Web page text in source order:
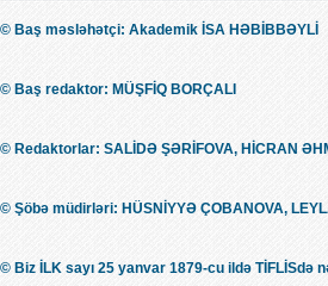
© Baş məsləhətçi: Akademik İSA HƏBİBBƏYLİ
© Baş redaktor: MÜŞFİQ BORÇALI
© Redaktorlar: SALİDƏ ŞƏRİFOVA, HİCRAN
© Şöbə müdirləri: HÜSNİYYƏ ÇOBANOVA,
© Biz İLK sayı 25 yanvar 1879-cu ildə TİFLİSdə